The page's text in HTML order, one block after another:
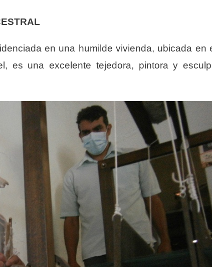
en una humilde vivienda, ubicada en
es una excelente tejedora, pintoray